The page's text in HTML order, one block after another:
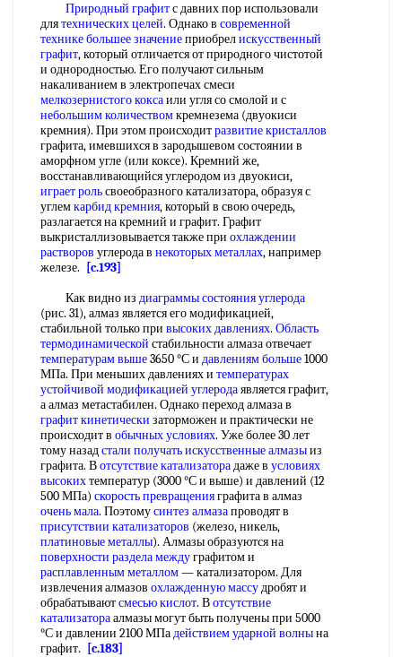
Природный графитс давних пор использовали
длятехнических целей. Однако в современной
техникебольшее значениеприобрелискусственный
графит, который отличается от природного чистотой
и однородностью. Его получают сильным
накаливанием в электропечах смеси
мелкозернистого коксаили угля со смолой и с
небольшим количествомкремнезема (двуокиси
кремния). При этом происходитразвитие кристаллов
графита, имевшихся в зародышевом состоянии в
аморфном угле (или коксе). Кремний же,
восстанавливающийся углеродом из двуокиси,
играет рольсвоеобразного катализатора, образуя с
углемкарбид кремния, который в свою очередь,
разлагается на кремний и графит. Графит
выкристаллизовывается также при охлаждении
растворов углерода в некоторых металлах, например
железе.
[c.193]
Как видно из диаграммы состояния углерода
(рис. 31), алмаз является его модификацией,
стабильной только при высоких давлениях. Область
термодинамической стабильности алмаза отвечает
температурам выше3650 °С и давлениям больше1000
МПа. При меньших давлениях и температурах
устойчивой модификацией углеродаявляется графит,
а алмаз метастабилен. Однако переход алмаза в
графит кинетически заторможен и практически не
происходит в обычных условиях. Уже более 30 лет
тому назадстали получатьискусственные алмазыиз
графита. Вотсутствие катализаторадаже в условиях
высокихтемператур (3000 °С и выше) и давлений (12
500 МПа) скорость превращенияграфита в алмаз
очень мала. Поэтомусинтез алмазапроводят в
присутствии катализаторов (железо, никель,
платиновые металлы). Алмазы образуются на
поверхности раздела междуграфитом и
расплавленным металлом— катализатором. Для
извлечения алмазов охлажденную массудробят и
обрабатываютсмесью кислот. Вотсутствие
катализатораалмазы могут быть получены при 5000
°С и давлении 2100 МПадействием ударной волнына
графит.
[c.183]